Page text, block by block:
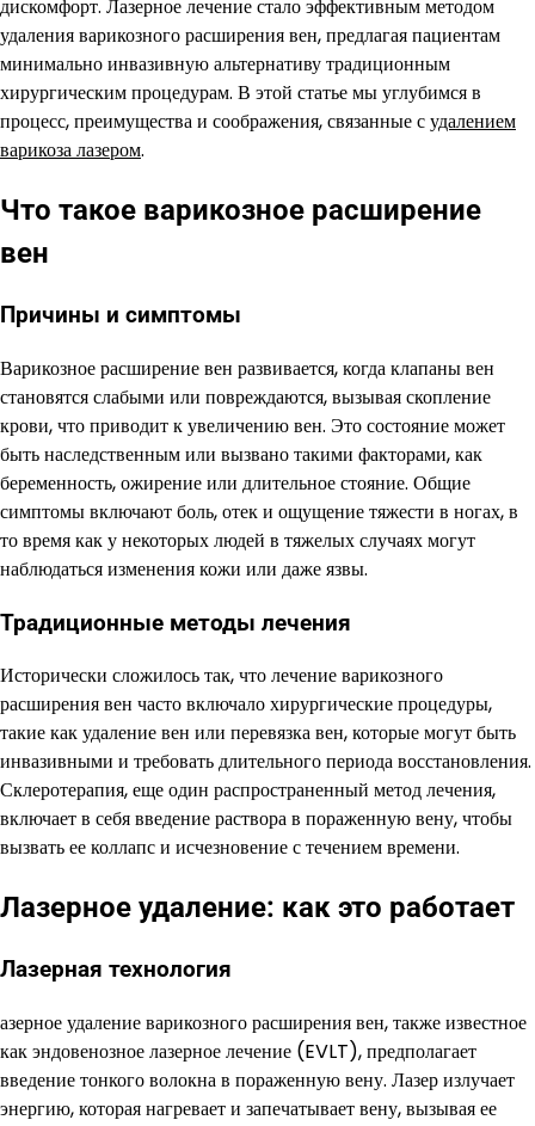
дискомфорт. Лазерное лечение стало эффективным методом
удаления варикозного расширения вен, предлагая пациентам
минимально инвазивную альтернативу традиционным
хирургическим процедурам. В этой статье мы углубимся в
процесс, преимущества и соображения, связанные судалением
варикоза лазером.
Что такое варикозное расширение
вен
Причины и симптомы
Варикозное расширение вен развивается, когда клапаны вен
становятся слабыми или повреждаются, вызывая скопление
крови, что приводит к увеличению вен. Это состояние может
быть наследственным или вызвано такими факторами, как
беременность, ожирение или длительное стояние. Общие
симптомы включают боль, отек и ощущение тяжести в ногах, в
то время как у некоторых людей в тяжелых случаях могут
наблюдаться изменения кожи или даже язвы.
Традиционные методы лечения
Исторически сложилось так, что лечение варикозного
расширения вен часто включало хирургические процедуры,
такие как удаление вен или перевязка вен, которые могут быть
инвазивными и требовать длительного периода восстановления.
Склеротерапия, еще один распространенный метод лечения,
включает в себя введение раствора в пораженную вену, чтобы
вызвать ее коллапс и исчезновение с течением времени.
Лазерное удаление: как это работает
Лазерная технология
азерное удаление варикозного расширения вен, также известное
как эндовенозное лазерное лечение (EVLT), предполагает
введение тонкого волокна в пораженную вену. Лазер излучает
энергию, которая нагревает и запечатывает вену, вызывая ее